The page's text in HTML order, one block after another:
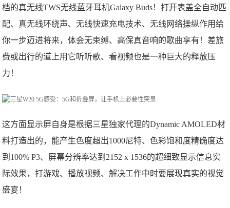
档的真无线TWS无线蓝牙耳机Galaxy Buds！打开表盖全自动匹
配、真无线环绕声、无线快速充电技术、无线网络操纵作用给
你一步迈进将来，体会无束缚、高保真音响的歌曲享有！差旅
费或出行的道上用它听听歌、看视频也是一种巨大的释放压
力！
这方面显示屏自身是根据三星独家代理的Dynamic AMOLED材
料打造出的，能产生色度超出1000尼特、色彩饱和度精确度达
到100% P3、屏幕分辨率达到2152 x 1536的超细致显示信息实
际效果，打游戏、播放视频、解决工作中时要展现真实的视觉
盛宴！